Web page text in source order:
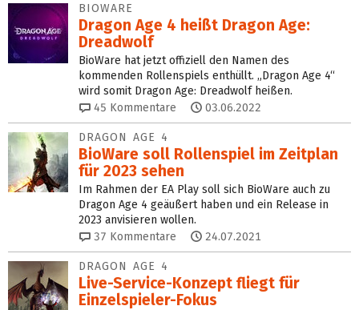
BIOWARE
Dragon Age 4 heißt Dragon Age:
Dreadwolf
BioWare hat jetzt offiziell den Namen des
kommenden Rollenspiels enthüllt. „Dragon Age 4“
wird somit Dragon Age: Dreadwolf heißen.
45 Kommentare 03.06.2022
DRAGON AGE 4
BioWare soll Rollenspiel im Zeitplan
für 2023 sehen
Im Rahmen der EA Play soll sich BioWare auch zu
Dragon Age 4 geäußert haben und ein Release in
2023 anvisieren wollen.
37 Kommentare 24.07.2021
DRAGON AGE 4
Live-Service-Konzept fliegt für
Einzelspieler-Fokus